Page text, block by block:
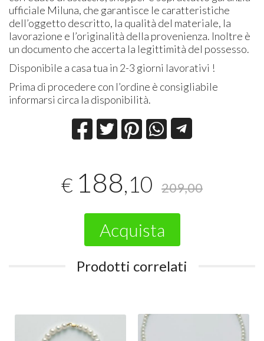
ufficiale Miluna, che garantisce le caratteristiche
dell’oggetto descritto, la qualità del materiale, la
lavorazione e l’originalità della provenienza. Inoltre è
un documento che accerta la legittimità del possesso.
Disponibile a casa tua in 2-3 giorni lavorativi !
Prima di procedere con l’ordine è consigliabile
informarsi circa la disponibilità.
€ 188,10 209,00
Acquista
Prodotti correlati